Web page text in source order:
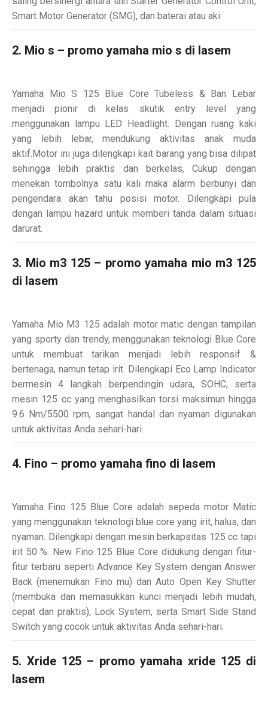
Smart Motor Generator (SMG), dan baterai atau aki.
2. Mio s – promo yamaha mio s di lasem
Yamaha Mio S 125 Blue Core Tubeless & Ban Lebar
menjadi pionir di kelas skutik entry level yang
menggunakan lampu LED Headlight. Dengan ruang kaki
yang lebih lebar, mendukung aktivitas anak muda
aktif.Motor ini juga dilengkapi kait barang yang bisa dilipat
sehingga lebih praktis dan berkelas, Cukup dengan
menekan tombolnya satu kali maka alarm berbunyi dan
pengendara akan tahu posisi motor. Dilengkapi pula
dengan lampu hazard untuk memberi tanda dalam situasi
darurat.
3. Mio m3 125 – promo yamaha mio m3 125
di lasem
Yamaha Mio M3 125 adalah motor matic dengan tampilan
yang sporty dan trendy, menggunakan teknologi Blue Core
untuk membuat tarikan menjadi lebih responsif &
bertenaga, namun tetap irit. Dilengkapi Eco Lamp Indicator
bermesin 4 langkah berpendingin udara, SOHC, serta
mesin 125 cc yang menghasilkan torsi maksimun hingga
9.6 Nm/5500 rpm, sangat handal dan nyaman digunakan
untuk aktivitas Anda sehari-hari.
4. Fino – promo yamaha fino di lasem
Yamaha Fino 125 Blue Core adalah sepeda motor Matic
yang menggunakan teknologi blue core yang irit, halus, dan
nyaman. Dilengkapi dengan mesin berkapsitas 125 cc tapi
irit 50 %. New Fino 125 Blue Core didukung dengan fitur-
fitur terbaru seperti Advance Key System dengan Answer
Back (menemukan Fino mu) dan Auto Open Key Shutter
(membuka dan memasukkan kunci menjadi lebih mudah,
cepat dan praktis), Lock System, serta Smart Side Stand
Switch yang cocok untuk aktivitas Anda sehari-hari.
5. Xride 125 – promo yamaha xride 125 di
lasem